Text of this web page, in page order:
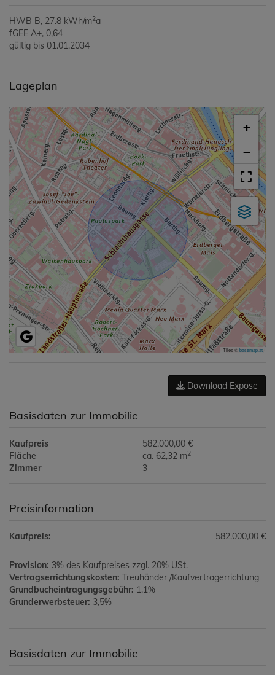
HWB B, 27.8 kWh/m2a
fGEE A+, 0,64
gültig bis 01.01.2034
Lageplan
+
−
Tiles ©basemap.at
Download Expose
Basisdaten zur Immobilie
Kaufpreis
582.000,00 €
Fläche
ca. 62,32 m2
Zimmer 3
Preisinformation
Kaufpreis: 582.000,00 €
Provision: 3% des Kaufpreises zzgl. 20% USt.
Vertragserrichtungskosten: Treuhänder /Kaufvertragerrichtung
Grundbucheintragungsgebühr: 1,1%
Grunderwerbsteuer: 3,5%
Basisdaten zur Immobilie